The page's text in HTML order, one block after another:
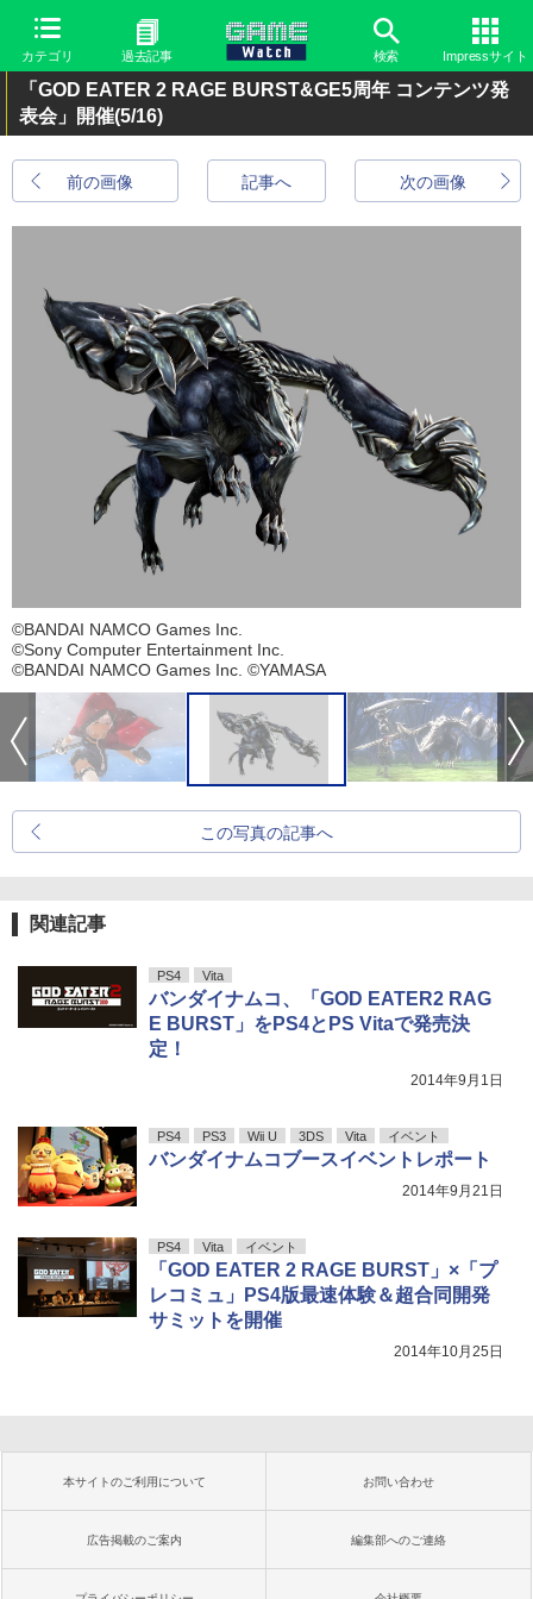
カテゴリ 過去記事 検索 Impressサイト
「GOD EATER 2 RAGE BURST&GE5周年 コンテンツ発
表会」開催(5/16)
前の画像 次の画像
記事へ
©BANDAI NAMCO Games Inc.
©Sony Computer Entertainment Inc.
©BANDAI NAMCO Games Inc. ©YAMASA
この写真の記事へ
関連記事
PS4 Vita
バンダイナムコ、「GOD EATER2 RAG
E BURST」をPS4とPS Vitaで発売決
定！
2014年9月1日
PS4 PS3 Wii U 3DS Vita イベント
バンダイナムコブースイベントレポート
2014年9月21日
PS4 Vita イベント
「GOD EATER 2 RAGE BURST」×「プ
レコミュ」PS4版最速体験＆超合同開発
サミットを開催
2014年10月25日
本サイトのご利用について お問い合わせ
広告掲載のご案内 編集部へのご連絡